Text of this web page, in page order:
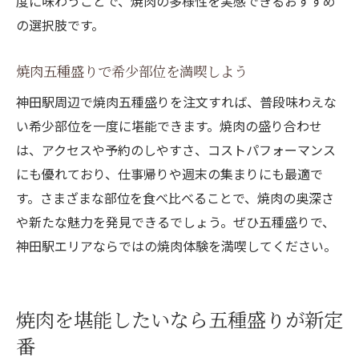
の選択肢です。
焼肉五種盛りで希少部位を満喫しよう
神田駅周辺で焼肉五種盛りを注文すれば、普段味わえな
い希少部位を一度に堪能できます。焼肉の盛り合わせ
は、アクセスや予約のしやすさ、コストパフォーマンス
にも優れており、仕事帰りや週末の集まりにも最適で
す。さまざまな部位を食べ比べることで、焼肉の奥深さ
や新たな魅力を発見できるでしょう。ぜひ五種盛りで、
神田駅エリアならではの焼肉体験を満喫してください。
焼肉を堪能したいなら五種盛りが新定
番